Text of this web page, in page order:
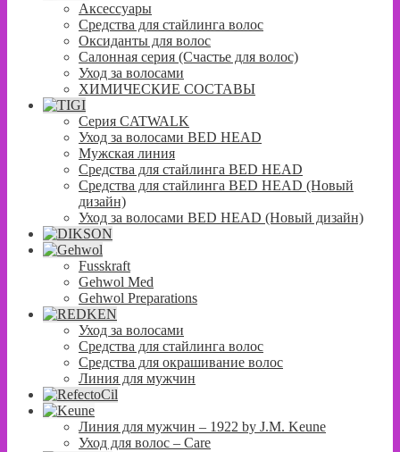
Аксессуары
Средства для стайлинга волос
Оксиданты для волос
Салонная серия (Счастье для волос)
Уход за волосами
ХИМИЧЕСКИЕ СОСТАВЫ
Серия CATWALK
Уход за волосами BED HEAD
Мужская линия
Средства для стайлинга BED HEAD
Средства для стайлинга BED HEAD (Новый
дизайн)
Уход за волосами BED HEAD (Новый дизайн)
Fusskraft
Gehwol Med
Gehwol Preparations
Уход за волосами
Средства для стайлинга волос
Средства для окрашивание волос
Линия для мужчин
Линия для мужчин – 1922 by J.M. Keune
Уход для волос – Сare